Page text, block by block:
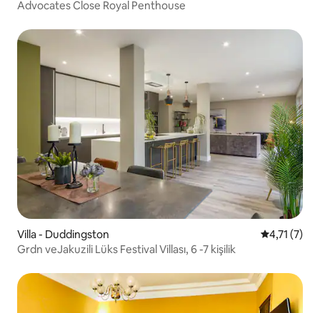
Advocates Close Royal Penthouse
Villa - Duddingston 54,71 (7)
Grdn veJakuzili Lüks Festival Villası, 6 -7 kişilik